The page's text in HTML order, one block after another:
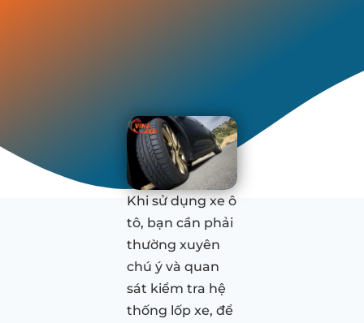
Khi sử dụng xe ô
tô, bạn cần phải
thường xuyên
chú ý và quan
sát kiểm tra hệ
thống lốp xe, để